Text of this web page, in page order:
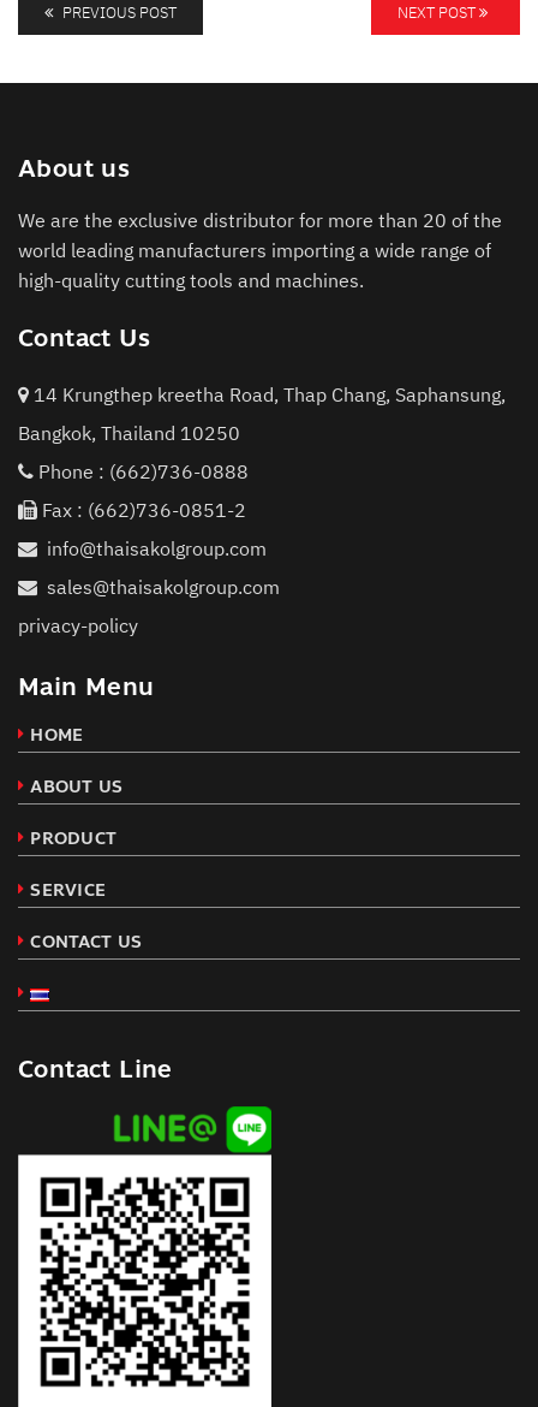
PREVIOUS POST NEXT POST
About us
We are the exclusive distributor for more than 20 of the
world leading manufacturers importing a wide range of
high-quality cutting tools and machines.
Contact Us
14 Krungthep kreetha Road, Thap Chang, Saphansung,
Bangkok, Thailand 10250
Phone : (662)736-0888
Fax : (662)736-0851-2
info@thaisakolgroup.com
sales@thaisakolgroup.com
privacy-policy
Main Menu
HOME
ABOUT US
PRODUCT
SERVICE
CONTACT US
Contact Line